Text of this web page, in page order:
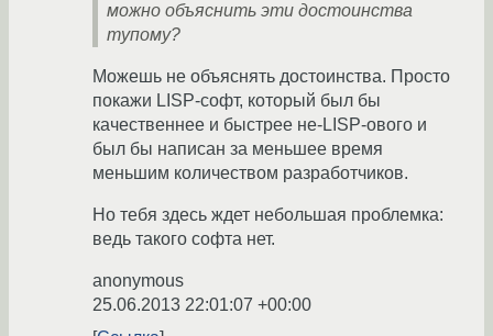
можно объяснить эти достоинства
тупому?
Можешь не объяснять достоинства. Просто
покажи LISP-софт, который был бы
качественнее и быстрее не-LISP-ового и
был бы написан за меньшее время
меньшим количеством разработчиков.
Но тебя здесь ждет небольшая проблемка:
ведь такого софта нет.
anonymous
25.06.2013 22:01:07 +00:00